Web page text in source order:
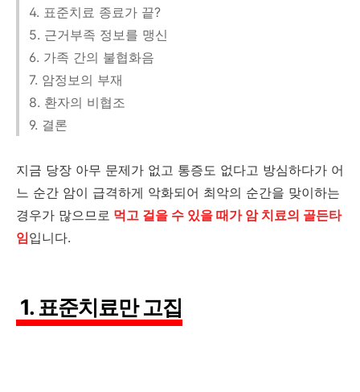
4. 표준치료 종료가 끝?
5. 근거부족 정보를 맹신
6. 가족 간의 불협화음
7. 암정보의 부재
8. 환자의 비협조
9. 결론
지금 당장 아무 문제가 없고 통증도 없다고 방심하다가 어
느 순간 암이 급격하게 악화되어 최악의 순간을 맞이하는
경우가 많으므로 먹고 걸을 수 있을 때가 암 치료의 골든타
임입니다.
1. 표준치료만 고집